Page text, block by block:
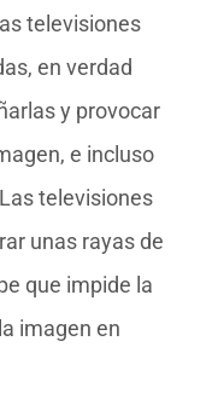
televisiones
en verdad
y provocar
e incluso
televisiones
unas rayas de
que impide la
imagen en